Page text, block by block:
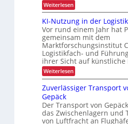
a
s
t
e
n
t
r
a
n
s
o
r
E
n
s
ä
t
z
e
n
g
g
d
a
n
k
A
i
m
t
e
c
D
C
x
s
i
e
r
t
e
s
P
a
l
e
t
t
n
m
a
Weiterlesen:
A
s
b
a
u
d
e
r
U
S
A
r
ä
s
KI-Nutzung in der Logistik
Vor rund einem Jahr hat
gemeinsam mit dem
Marktforschungsinstitut
Logistikfach- und
ihrer Sicht auf
Weiterlesen:
K
I
-
u
t
z
Zuverlässiger Transport
Gepäck
Der Transport von
das Zwischenlagern und
von Luftfracht an